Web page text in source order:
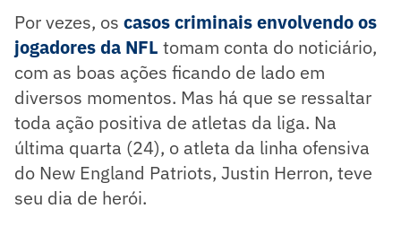
Por vezes, os casos criminais envolvendo os
jogadores da NFL tomam conta do noticiário,
com as boas ações ficando de lado em
diversos momentos. Mas há que se ressaltar
toda ação positiva de atletas da liga. Na
última quarta (24), o atleta da linha ofensiva
do New England Patriots, Justin Herron, teve
seu dia de herói.